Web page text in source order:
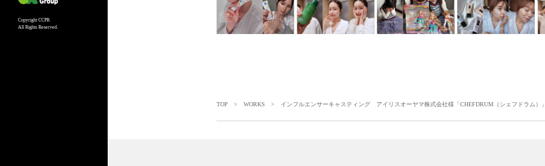
Copyright CCPR
All Rights Reserved.
TOP > WORKS > インフルエンサーキャスティング アイリスオーヤマ株式会社様「CHEFDRUM（シェフドラム）」